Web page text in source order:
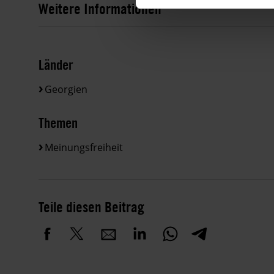
Weitere Informationen
Länder
Georgien
Themen
Meinungsfreiheit
Teile diesen Beitrag